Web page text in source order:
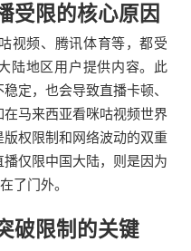
受限的核心原因
视频、腾讯体育等，都受
陆地区用户提供内容。此
定，也会导致直播卡顿、
马来西亚看咪咕视频世界
权限制和网络波动的双重
仅限中国大陆，则是因为
了门外。
破限制的关键